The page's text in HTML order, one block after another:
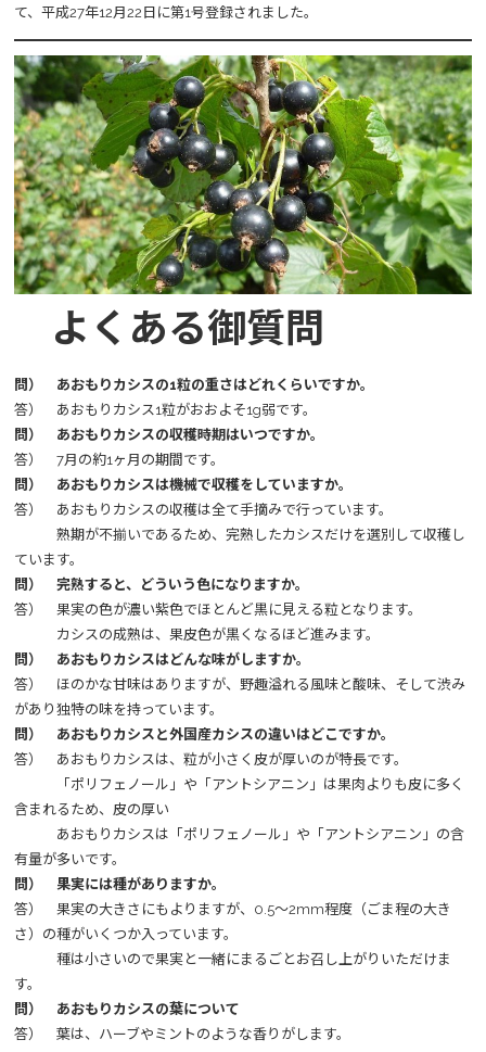
て、平成27年12月22日に第1号登録されました。
よくある御質問
問） あおもりカシスの1粒の重さはどれくらいですか。
答） あおもりカシス1粒がおおよそ1g弱です。
問） あおもりカシスの収穫時期はいつですか。
答） 7月の約1ヶ月の期間です。
問） あおもりカシスは機械で収穫をしていますか。
答） あおもりカシスの収穫は全て手摘みで行っています。
熟期が不揃いであるため、完熟したカシスだけを選別して収穫し
ています。
​問） 完熟すると、どういう色になりますか。
答） 果実の色が濃い紫色でほとんど黒に見える粒となります。
カシスの成熟は、果皮色が黒くなるほど進みます。
問） あおもりカシスはどんな味がしますか。
答） ほのかな甘味はありますが、野趣溢れる風味と酸味、そして渋み
があり独特の味を持っています。
​問） あおもりカシスと外国産カシスの違いはどこですか。
答） あおもりカシスは、粒が小さく皮が厚いのが特長です。
「ポリフェノール」や「アントシアニン」は果肉よりも皮に多く
含まれるため、皮の厚い
あおもりカシスは「ポリフェノール」や「アントシアニン」の含
有量が多いです。
問） 果実には種がありますか。
答） 果実の大きさにもよりますが、0.5～2mm程度（ごま程の大き
さ）の種がいくつか入っています。
種は小さいので果実と一緒にまるごとお召し上がりいただけま
す。
問） あおもりカシスの葉について
答） 葉は、ハーブやミントのような香りがします。